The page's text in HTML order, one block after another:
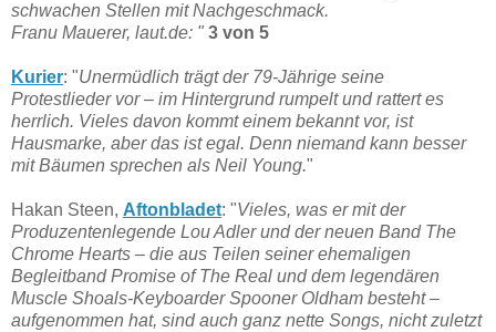
schwachen Stellen mit Nachgeschmack.
Franu Mauerer, laut.de: " 3 von 5
Kurier: "Unermüdlich trägt der 79-Jährige seine
Protestlieder vor – im Hintergrund rumpelt und rattert es
herrlich. Vieles davon kommt einem bekannt vor, ist
Hausmarke, aber das ist egal. Denn niemand kann besser
mit Bäumen sprechen als Neil Young."
Hakan Steen, Aftonbladet: "Vieles, was er mit der
Produzentenlegende Lou Adler und der neuen Band The
Chrome Hearts – die aus Teilen seiner ehemaligen
Begleitband Promise of The Real und dem legendären
Muscle Shoals-Keyboarder Spooner Oldham besteht –
aufgenommen hat, sind auch ganz nette Songs, nicht zuletzt